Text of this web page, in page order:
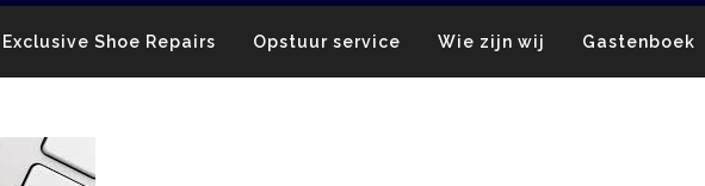
Exclusive Shoe Repairs Opstuur service Wie zijn wij Gastenboek